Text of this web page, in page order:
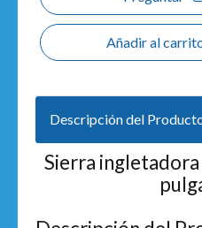
Añadir al
Descripción del
Sierra